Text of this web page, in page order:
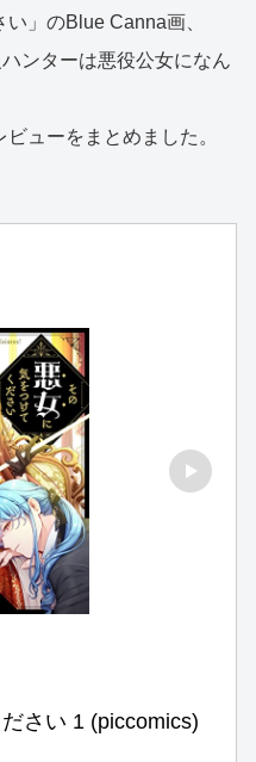
い」のBlue Canna画、
ンターは悪役公女になん
ューをまとめました。
さい 1 (piccomics)